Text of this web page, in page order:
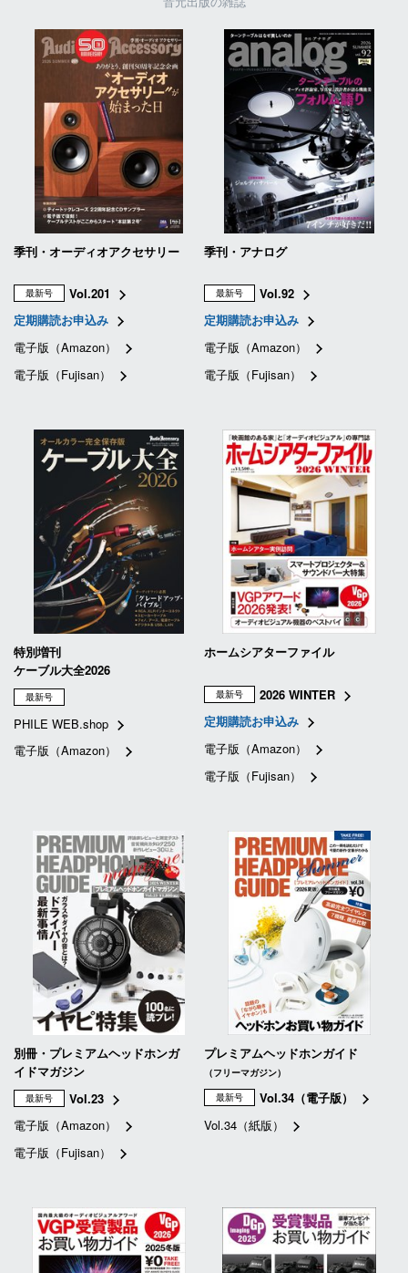
季刊・オーディオアクセサリー
最新号
Vol.201
定期購読お申込み
電子版（Amazon）
電子版（Fujisan）
季刊・アナログ
最新号
Vol.92
定期購読お申込み
電子版（Amazon）
電子版（Fujisan）
特別増刊
ケーブル大全2026
最新号
PHILE WEB.shop
電子版（Amazon）
ホームシアターファイル
最新号
2026 WINTER
定期購読お申込み
電子版（Amazon）
電子版（Fujisan）
別冊・プレミアムヘッドホンガ
イドマガジン
最新号
Vol.23
電子版（Amazon）
電子版（Fujisan）
プレミアムヘッドホンガイド
（フリーマガジン）
最新号
Vol.34（電子版）
Vol.34（紙版）